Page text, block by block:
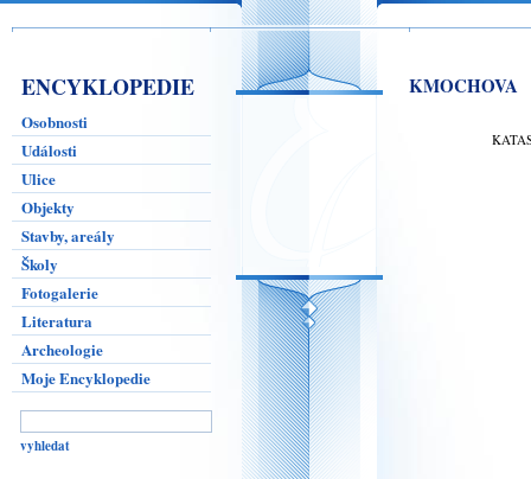
ENCYKLOPEDIE
Osobnosti
Události
Ulice
Objekty
Stavby, areály
Školy
Fotogalerie
Literatura
Archeologie
Moje Encyklopedie
KMOCHOVA